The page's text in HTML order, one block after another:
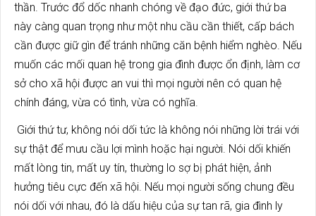
thần. Trước đổ dốc nhanh chóng về đạo đức, giới thứ ba
này càng quan trọng như một nhu cầu cần thiết, cấp bách
cần được giữ gìn để tránh những căn bệnh hiểm nghèo. Nếu
muốn các mối quan hệ trong gia đình được ổn định, làm cơ
sở cho xã hội được an vui thì mọi người nên có quan hệ
chính đáng, vừa có tình, vừa có nghĩa.
Giới thứ tư, không nói dối tức là không nói những lời trái với
sự thật để mưu cầu lợi mình hoặc hại người. Nói dối khiến
mất lòng tin, mất uy tín, thường lo sợ bị phát hiện, ảnh
hưởng tiêu cực đến xã hội. Nếu mọi người sống chung đều
nói dối với nhau, đó là dấu hiệu của sự tan rã, gia đình ly